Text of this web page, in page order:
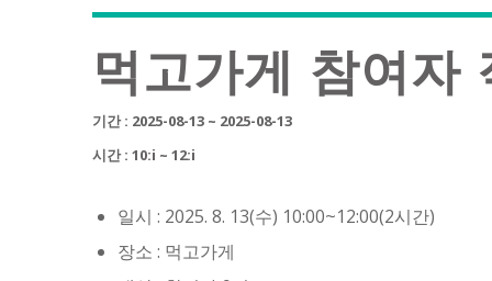
먹고가게 참여자
기간 : 2025-08-13 ~ 2025-08-13
시간 : 10:i ~ 12:i
일시 : 2025. 8. 13(수) 10:00~12:00(2시간)
장소 : 먹고가게